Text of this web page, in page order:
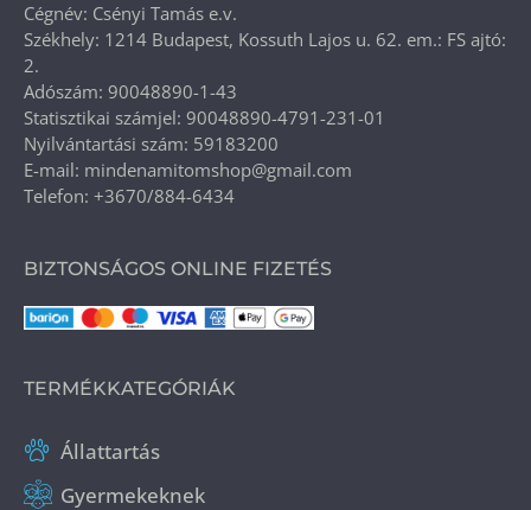
Cégnév: Csényi Tamás e.v.
Székhely: 1214 Budapest, Kossuth Lajos u. 62. em.: FS ajtó:
2.
Adószám: 90048890-1-43
Statisztikai számjel: 90048890-4791-231-01
Nyilvántartási szám: 59183200
E-mail: mindenamitomshop@gmail.com
Telefon: +3670/884-6434
BIZTONSÁGOS ONLINE FIZETÉS
TERMÉKKATEGÓRIÁK
Állattartás
Gyermekeknek